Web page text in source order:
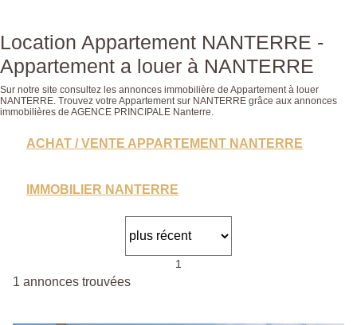
Location Appartement NANTERRE -
Appartement a louer à NANTERRE
Sur notre site consultez les annonces immobilière de Appartement à louer
NANTERRE. Trouvez votre Appartement sur NANTERRE grâce aux annonces
immobilières de AGENCE PRINCIPALE Nanterre.
ACHAT / VENTE APPARTEMENT NANTERRE
IMMOBILIER NANTERRE
1
1 annonces trouvées